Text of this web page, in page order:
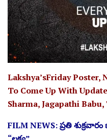
Lakshya’sFriday Poster,
To Come Up With
Sharma, Jagapathi
FILM NEWS: ప్ర‌తి